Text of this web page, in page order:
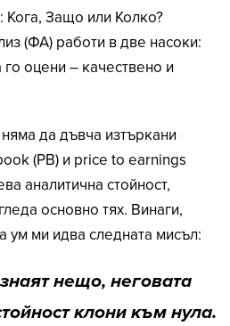
Кога, Защо или Колко?
(ФА) работи в две насоки:
оцени – качествено и
да дъвча изтъркани
(PB) и price to earnings
аналитична стойност,
основно тях. Винаги,
ум ми идва следната мисъл:
нещо, неговата
клони към нула.